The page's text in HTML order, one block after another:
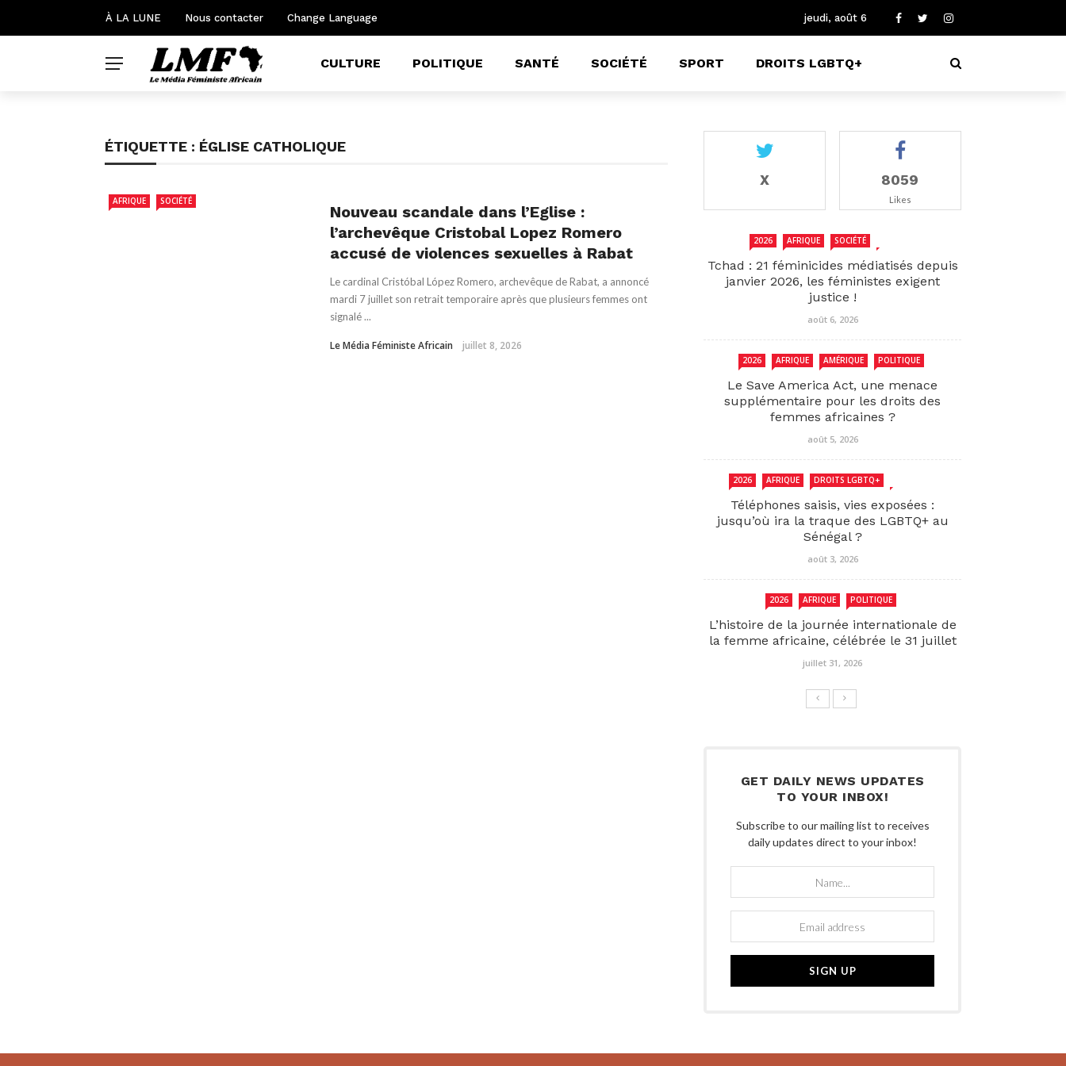
À LA LUNE Nous contacter Change Language jeudi, août 6
CULTURE POLITIQUE SANTÉ SOCIÉTÉ SPORT DROITS LGBTQ+
ÉTIQUETTE : ÉGLISE CATHOLIQUE
AFRIQUE SOCIÉTÉ
Nouveau scandale dans l’Eglise :
l’archevêque Cristobal Lopez Romero
accusé de violences sexuelles à Rabat
Le cardinal Cristóbal López Romero, archevêque de Rabat, a annoncé
mardi 7 juillet son retrait temporaire après que plusieurs femmes ont
signalé ...
Le Média Féministe Africain juillet 8, 2026
X 8059
Likes
2026 AFRIQUE SOCIÉTÉ
Tchad : 21 féminicides médiatisés depuis
janvier 2026, les féministes exigent
justice !
août 6, 2026
2026 AFRIQUE AMÉRIQUE POLITIQUE
Le Save America Act, une menace
supplémentaire pour les droits des
femmes africaines ?
août 5, 2026
2026 AFRIQUE DROITS LGBTQ+
Téléphones saisis, vies exposées :
jusqu’où ira la traque des LGBTQ+ au
Sénégal ?
août 3, 2026
2026 AFRIQUE POLITIQUE
L’histoire de la journée internationale de
la femme africaine, célébrée le 31 juillet
juillet 31, 2026
GET DAILY NEWS UPDATES
TO YOUR INBOX!
Subscribe to our mailing list to receives
daily updates direct to your inbox!